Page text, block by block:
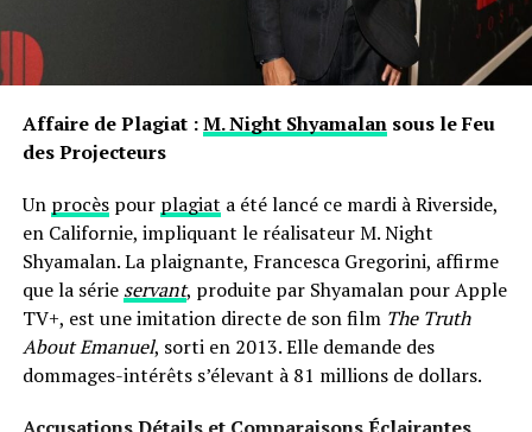
les prénoms ne sont pas simplement des désignations ;
ils portent avec eux des récits et influencent nos
interactions sociales depuis notre enfance jusqu’à l’âge
adulte.
Affaire de Plagiat :M. Night Shyamalansous le Feu
des Projecteurs
Un procèspour plagiat a été lancé ce mardi à Riverside,
en Californie, impliquant le réalisateur M. Night
Shyamalan. La plaignante, Francesca Gregorini, affirme
que la série servant, produite par Shyamalan pour Apple
TV+, est une imitation directe de son film The Truth
About Emanuel, sorti en 2013. Elle demande des
dommages-intérêts s’élevant à 81 millions de dollars.